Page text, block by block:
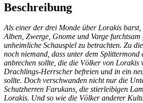
Beschreibung
Als einer der drei Monde über Lorakis barst,
Alben, Zwerge, Gnome und Varge
unheimliche Schauspiel zu betrachten. Zu
noch niemand, dass unter dem Splittermond
anbrechen sollte, die die Völker von Lorakis
Drachlings-Herrscher befreien und in ein
sollte. Doch verschwanden nicht nur die
Schutzherren Farukans, die stierleibigen
Lorakis. Und so wie die Völker anderer